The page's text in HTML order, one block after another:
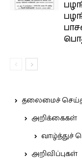
தலைமைச்
அறிக்கைகள்
வாழ்த்துச்
அறிவிப்புகள்